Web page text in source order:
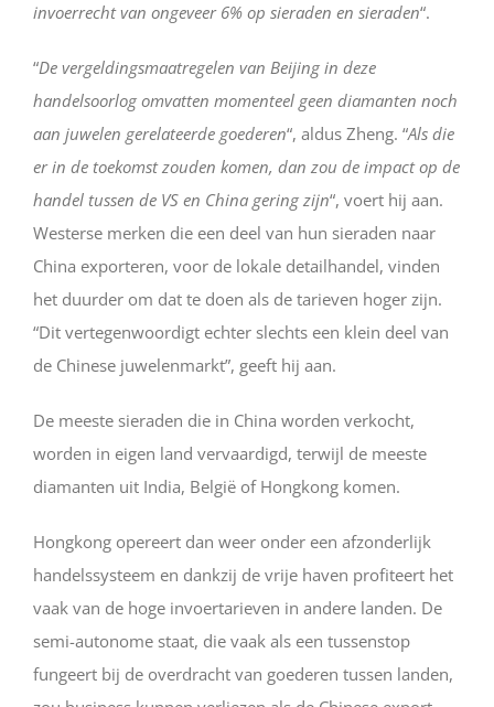
invoerrecht van ongeveer 6% op sieraden en sieraden“.
“De vergeldingsmaatregelen van Beijing in deze
handelsoorlog omvatten momenteel geen diamanten noch
aan juwelen gerelateerde goederen“, aldus Zheng. “Als die
er in de toekomst zouden komen, dan zou de impact op de
handel tussen de VS en China gering zijn“, voert hij aan.
Westerse merken die een deel van hun sieraden naar
China exporteren, voor de lokale detailhandel, vinden
het duurder om dat te doen als de tarieven hoger zijn.
“Dit vertegenwoordigt echter slechts een klein deel van
de Chinese juwelenmarkt”, geeft hij aan.
De meeste sieraden die in China worden verkocht,
worden in eigen land vervaardigd, terwijl de meeste
diamanten uit India, België of Hongkong komen.
Hongkong opereert dan weer onder een afzonderlijk
handelssysteem en dankzij de vrije haven profiteert het
vaak van de hoge invoertarieven in andere landen. De
semi-autonome staat, die vaak als een tussenstop
fungeert bij de overdracht van goederen tussen landen,